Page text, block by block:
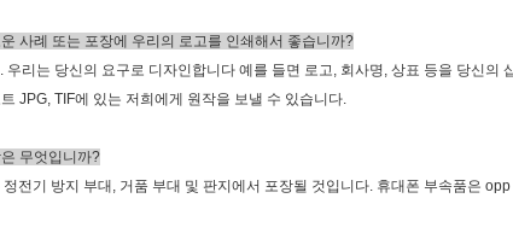
사례 또는 포장에 우리의 로고를 인쇄해서 좋습니까?
우리는 당신의 요구로 디자인합니다 예를 들면 로고, 회사명, 상표 등을 당신
JPG, TIF에 있는 저희에게 원작을 보낼 수 있습니다.
무엇입니까?
전기 방지 부대, 거품 부대 및 판지에서 포장될 것입니다. 휴대폰 부속품은